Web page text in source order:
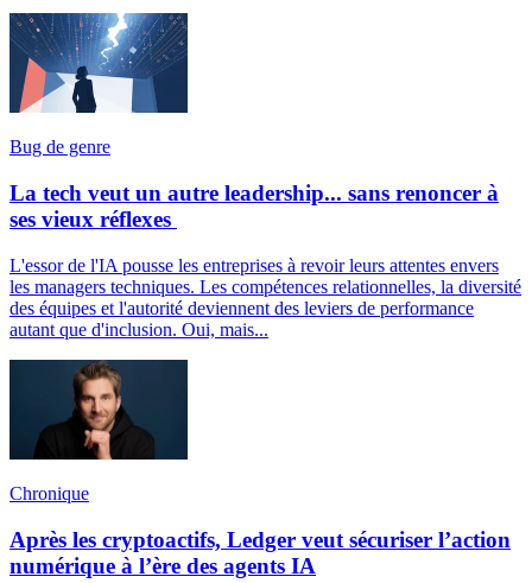
Bug de genre
La tech veut un autre leadership... sans renoncer à
ses vieux réflexes
L'essor de l'IA pousse les entreprises à revoir leurs attentes envers
les managers techniques. Les compétences relationnelles, la diversité
des équipes et l'autorité deviennent des leviers de performance
autant que d'inclusion. Oui, mais...
Chronique
Après les cryptoactifs, Ledger veut sécuriser l’action
numérique à l’ère des agents IA